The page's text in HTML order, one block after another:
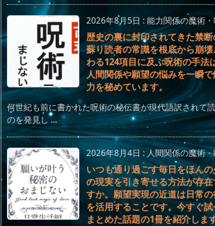
2026年8月5日 :能力関係の魔術
歴史の裏に封印されてきた禁
蘇り読者の常識を根底から崩
わる124項目に及ぶ呪術の手法
人間関係や願望の悩みを一瞬
力を秘めています。
何世紀も前に書かれた呪術の秘伝書が現代語訳されて
のを発見し ...
2026年8月4日:人間関係の魔術
いつも通り過ごす毎日をほん
の現実を引き寄せる方法が存
すか。願望実現の近道は日常
を活用することです。今すぐ
まとめた話題の1冊を紹介しま